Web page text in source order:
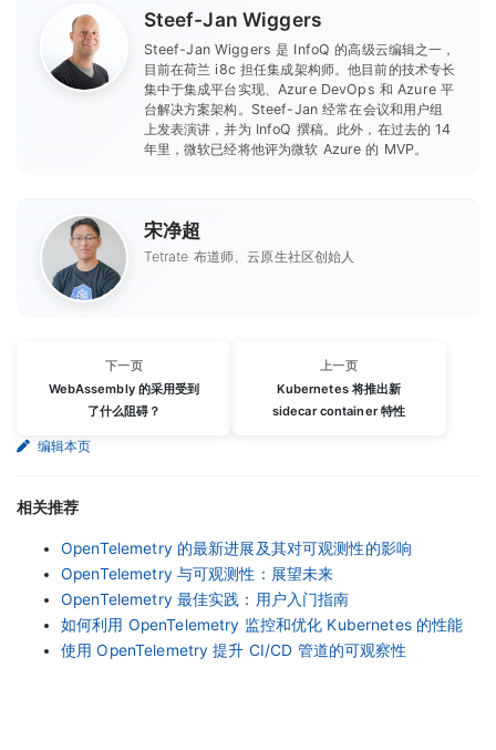
Steef-Jan Wiggers
Steef-Jan Wiggers 是 InfoQ 的高级云编辑之一，
目前在荷兰 i8c 担任集成架构师。他目前的技术专长
集中于集成平台实现、Azure DevOps 和 Azure 平
台解决方案架构。Steef-Jan 经常在会议和用户组
上发表演讲，并为 InfoQ 撰稿。此外，在过去的 14
年里，微软已经将他评为微软 Azure 的 MVP。
宋净超
Tetrate 布道师、云原生社区创始人
下一页
WebAssembly 的采用受到
了什么阻碍？
上一页
Kubernetes 将推出新
sidecar container 特性
编辑本页
相关推荐
OpenTelemetry 的最新进展及其对可观测性的影响
OpenTelemetry 与可观测性：展望未来
OpenTelemetry 最佳实践：用户入门指南
如何利用 OpenTelemetry 监控和优化 Kubernetes 的性能
使用 OpenTelemetry 提升 CI/CD 管道的可观察性